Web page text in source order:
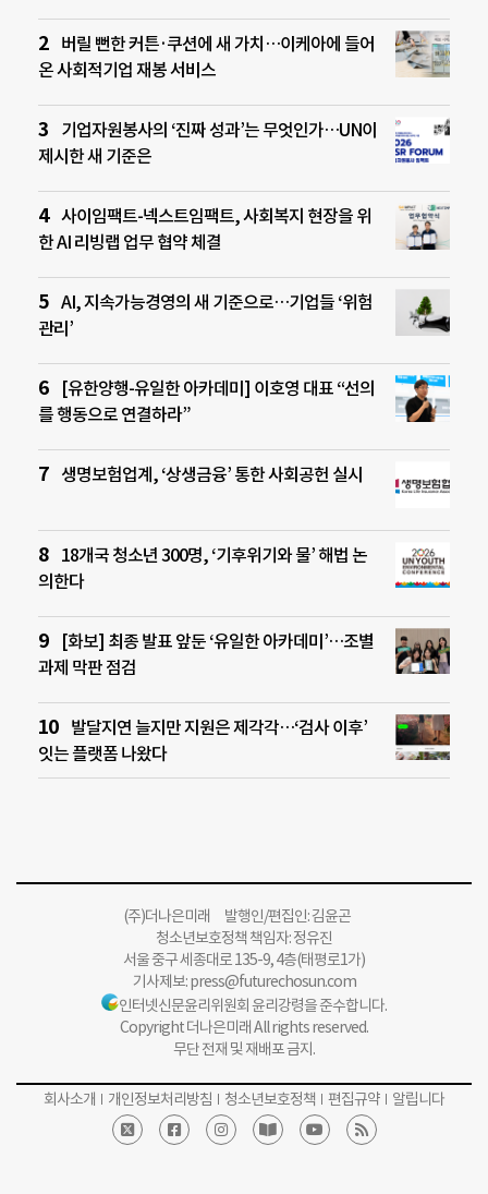
버릴 뻔한 커튼·쿠션에 새 가치…이케아에 들어
온 사회적기업 재봉 서비스
기업자원봉사의 ‘진짜 성과’는 무엇인가…UN이
제시한 새 기준은
사이임팩트-넥스트임팩트, 사회복지 현장을 위
한 AI 리빙랩 업무 협약 체결
AI, 지속가능경영의 새 기준으로…기업들 ‘위험
관리’
[유한양행-유일한 아카데미] 이호영 대표 “선의
를 행동으로 연결하라”
생명보험업계, ‘상생금융’ 통한 사회공헌 실시
18개국 청소년 300명, ‘기후위기와 물’ 해법 논
의한다
[화보] 최종 발표 앞둔 ‘유일한 아카데미’…조별
과제 막판 점검
발달지연 늘지만 지원은 제각각…‘검사 이후’
잇는 플랫폼 나왔다
(주)더나은미래 발행인/편집인: 김윤곤
청소년보호정책 책임자: 정유진
서울 중구 세종대로 135-9, 4층(태평로1가)
기사제보:press@futurechosun.com
인터넷신문윤리위원회 윤리강령을 준수합니다.
Copyright 더나은미래 All rights reserved.
무단 전재 및 재배포 금지.
회사소개 개인정보처리방침 청소년보호정책 편집규약 알립니다